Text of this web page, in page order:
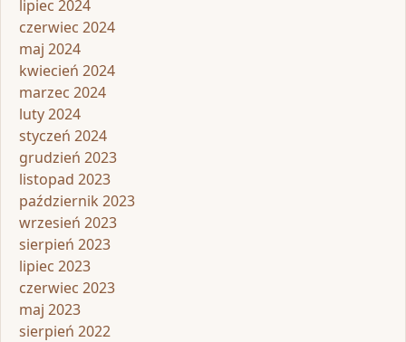
lipiec 2024
czerwiec 2024
maj 2024
kwiecień 2024
marzec 2024
luty 2024
styczeń 2024
grudzień 2023
listopad 2023
październik 2023
wrzesień 2023
sierpień 2023
lipiec 2023
czerwiec 2023
maj 2023
sierpień 2022